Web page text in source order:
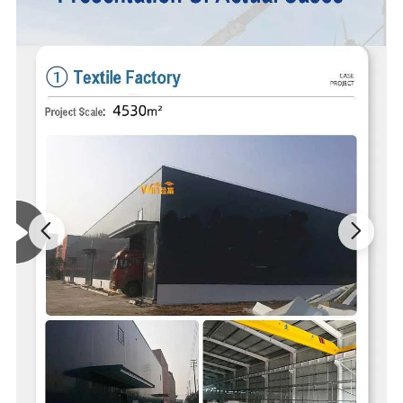
Tous les produits sont conçus sur mesure en fonction des besoins
du client, y compris la taille, la charge, la disposition et les
scénarios d'utilisation. Grâce à une installation rapide, à une
maintenance facile et à une résistance aux chocs et au vent, nos
plates-formes en acier offrent des performances fiables dans
divers environnements de travail. Ils sont largement utilisés
planchers en mezzanine et plates-formes de travail surélevées.
Nous fournissons des services intégrés de conception, de
production et d'installation. Nos plateformes en acier sont
conformes aux normes structurelles internationales, garantissant
la sécurité, la stabilité et la rentabilité des applications industrielles
à long terme
matériau
Q235B Q345 Q355b ou selon le besoin du
client